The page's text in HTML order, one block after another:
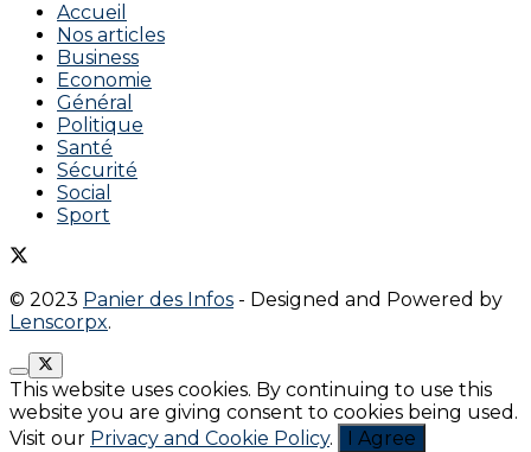
Accueil
Nos articles
Business
Economie
Général
Politique
Santé
Sécurité
Social
Sport
© 2023 Panier des Infos - Designed and Powered by
Lenscorpx.
This website uses cookies. By continuing to use this
website you are giving consent to cookies being used.
Visit our Privacy and Cookie Policy. I Agree